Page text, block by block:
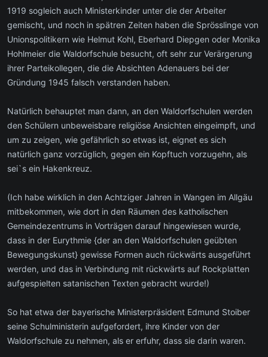
1919 sogleich auch Ministerkinder unter die der Arbeiter
gemischt, und noch in spätren Zeiten haben die Sprösslinge von
Unionspolitikern wie Helmut Kohl, Eberhard Diepgen oder Monika
Hohlmeier die Waldorfschule besucht, oft sehr zur Verärgerung
ihrer Parteikollegen, die die Absichten Adenauers bei der
Gründung 1945 falsch verstanden haben.
Natürlich behauptet man dann, an den Waldorfschulen werden
den Schülern unbeweisbare religiöse Ansichten eingeimpft, und
um zu zeigen, wie gefährlich so etwas ist, eignet es sich
natürlich ganz vorzüglich, gegen ein Kopftuch vorzugehn, als
sei`s ein Hakenkreuz.
(Ich habe wirklich in den Achtziger Jahren in Wangen im Allgäu
mitbekommen, wie dort in den Räumen des katholischen
Gemeindezentrums in Vorträgen darauf hingewiesen wurde,
dass in der Eurythmie {der an den Waldorfschulen geübten
Bewegungskunst} gewisse Formen auch rückwärts ausgeführt
werden, und das in Verbindung mit rückwärts auf Rockplatten
aufgespielten satanischen Texten gebracht wurde!)
So hat etwa der bayerische Ministerpräsident Edmund Stoiber
seine Schulministerin aufgefordert, ihre Kinder von der
Waldorfschule zu nehmen, als er erfuhr, dass sie darin waren.